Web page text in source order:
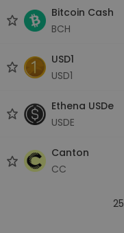
Bitcoin Cash
BCH
USD1
USD1
Ethena USDe
USDE
Canton
CC
25